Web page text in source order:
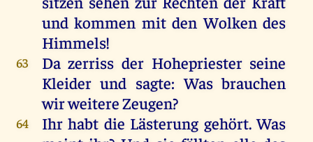
und kommen mit den Wolken des
Himmels!
63 Dazerriss der Hohepriester seine
Kleider und sagte:Was brauchen
wirweitereZeugen?
64 Ihr habt die Lästerung gehört.Was